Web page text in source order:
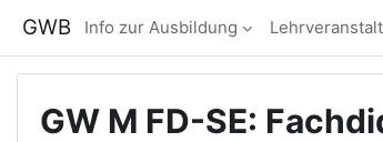
GWB Info zur Ausbildung
GW M FD-SE: